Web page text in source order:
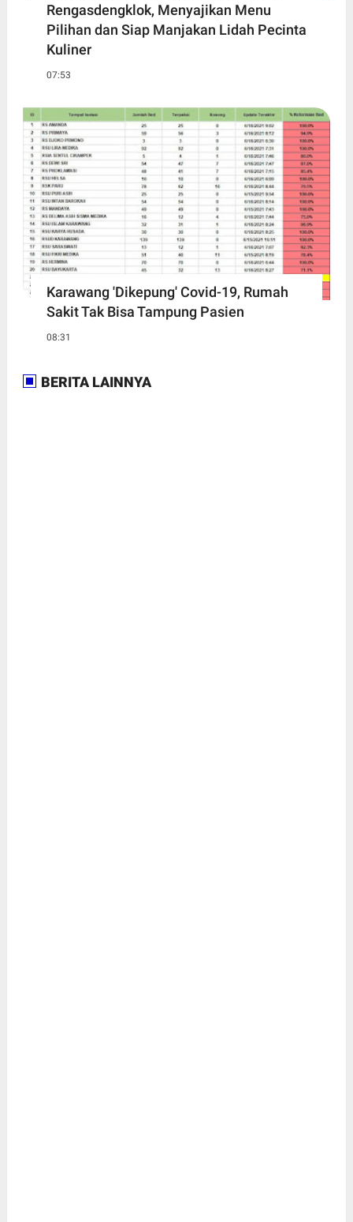
Rengasdengklok, Menyajikan Menu
Pilihan dan Siap Manjakan Lidah Pecinta
Kuliner
07:53
Karawang 'Dikepung' Covid-19, Rumah
Sakit Tak Bisa Tampung Pasien
08:31
BERITA LAINNYA